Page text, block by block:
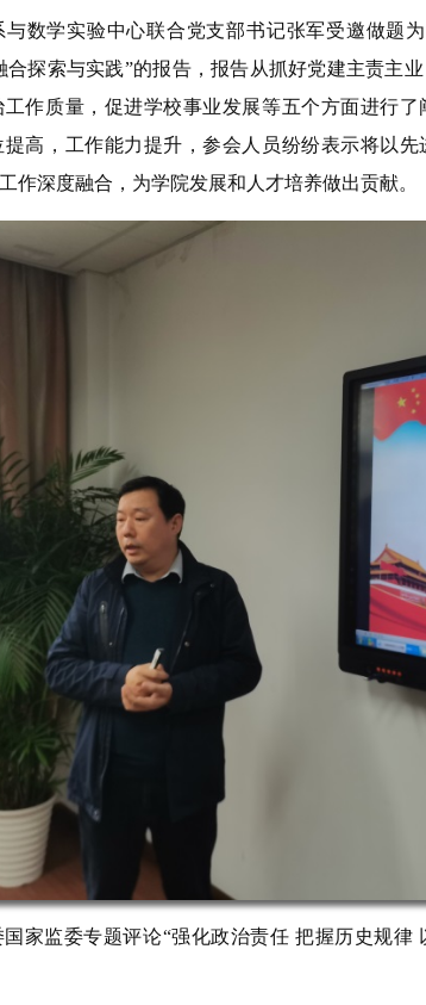
数学实验中心联合党支部书记张军受邀做题为
合探索与实践”的报告，报告从抓好党建主责主
作质量，促进学校事业发展等五个方面进行
高，工作能力提升，参会人员纷纷表示将以
作深度融合，为学院发展和人才培养做出贡献。
家监委专题评论“强化政治责任 把握历史规律